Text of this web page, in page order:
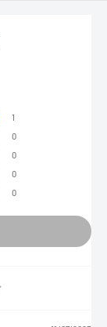
Be to,
nustatyti.
rasite
1
0
0
0
0